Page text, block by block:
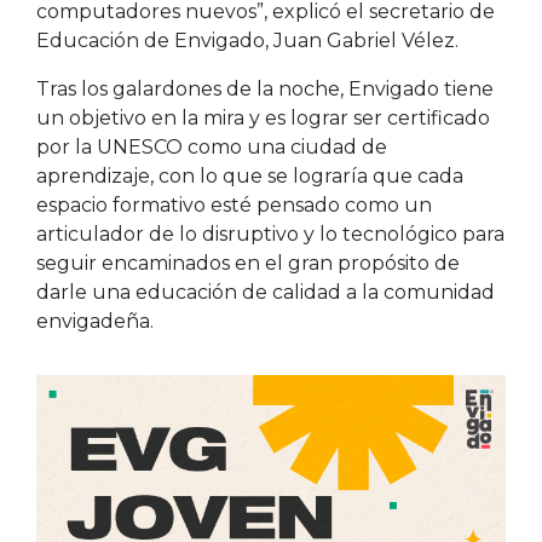
computadores nuevos”, explicó el secretario de
Educación de Envigado, Juan Gabriel Vélez.
Tras los galardones de la noche, Envigado tiene
un objetivo en la mira y es lograr ser certificado
por la UNESCO como una ciudad de
aprendizaje, con lo que se lograría que cada
espacio formativo esté pensado como un
articulador de lo disruptivo y lo tecnológico para
seguir encaminados en el gran propósito de
darle una educación de calidad a la comunidad
envigadeña.